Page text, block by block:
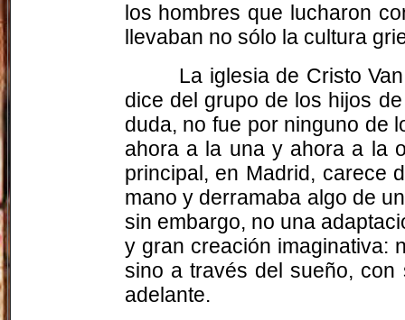
los hombres que lucharon
llevaban no sólo la cultura
La iglesia de Cristo
dice del grupo de los hijos
duda, no fue por ninguno de
ahora a la una y ahora a la
principal, en Madrid, carece
mano y derramaba algo de
sin embargo, no una
y gran creación imaginativa:
sino a través del sueño,
adelante.